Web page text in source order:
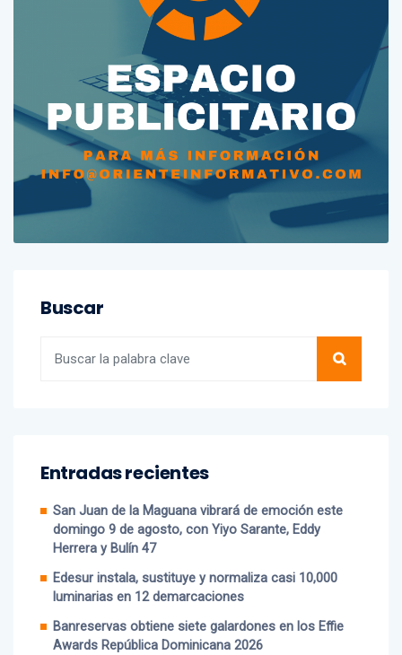
Buscar
Entradas recientes
San Juan de la Maguana vibrará de emoción este
domingo 9 de agosto, con Yiyo Sarante, Eddy
Herrera y Bulín 47
Edesur instala, sustituye y normaliza casi 10,000
luminarias en 12 demarcaciones
Banreservas obtiene siete galardones en los Effie
Awards República Dominicana 2026